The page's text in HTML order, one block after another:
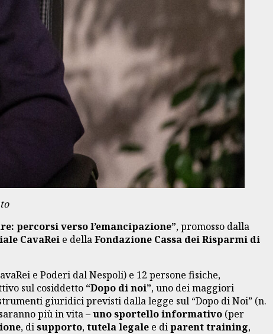
percorsi verso l’emancipazione”, promosso dalla
CavaRei e dellaFondazione Cassa dei Risparmi di
e Poderi dal Nespoli) e 12 persone fisiche,
sul cosiddetto “Dopo di noi”, uno dei maggiori
giuridici previsti dalla legge sul “Dopo di Noi” (n.
più in vita –uno sportello informativo (per
, disupporto,tutela legale e diparent training,